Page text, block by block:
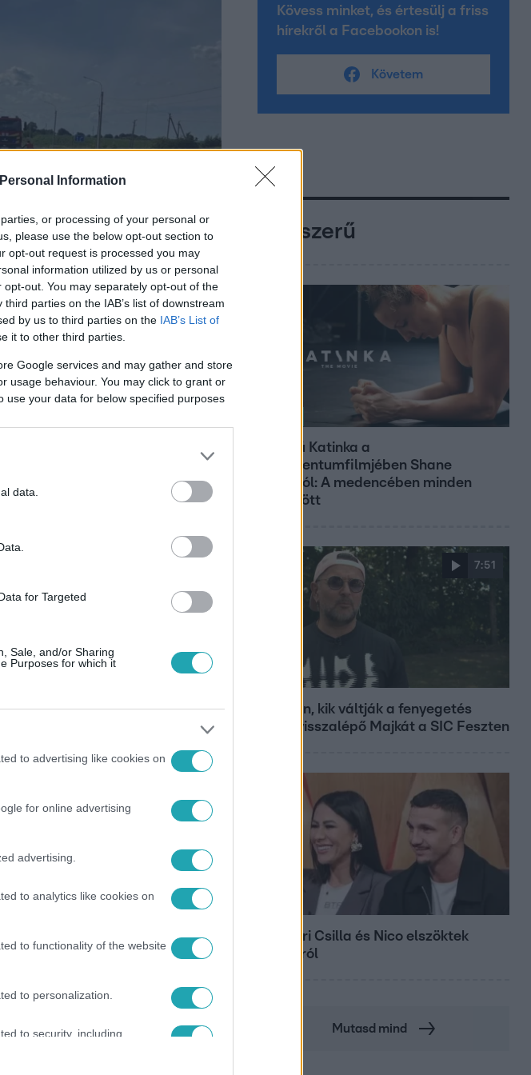
Information
or processing of your personal or
please use the below opt-out section to
opt-out request is processed you may
information utilized by us or personal
out. You may separately opt-out of the
parties on the IAB’s list of downstream
by us to third parties on the IAB’s List of
it to other third parties.
Google services and may gather and store
usage behaviour. You may click to grant or
your data for below specified purposes
data.
for Targeted
Sale, and/or Sharing
Purposes for which it
to advertising like cookies on
for online advertising
advertising.
to analytics like cookies on
to functionality of the website
to personalization.
to security, including
and other user protection.
az
# VOLODIMIR ZELENSZKIJ
Kövess minket, és értesülj a friss
hírekről a Facebookon is!
Követem
Népszerű
Hosszú Katinka a
dokumentumfilmjében Shane
Tusupról: A medencében minden
működött
7:51
Megvan, kik váltják a fenyegetés
miatt visszalépő Majkát a SIC Feszten
Megyeri Csilla és Nico elszöktek
otthonról
Mutasd mind